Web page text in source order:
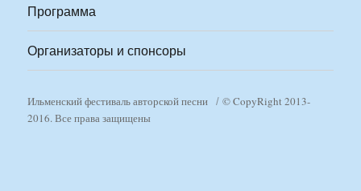
Программа
Организаторы и спонсоры
Ильменский фестиваль авторской песни
© CopyRight 2013-
2016. Все права защищены